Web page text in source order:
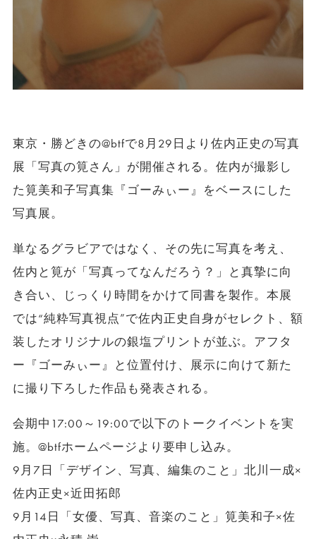
東京・勝どきの@btfで8月29日より佐内正史の写真
展「写真の筧さん」が開催される。佐内が撮影し
た筧美和子写真集『ゴーみぃー』をベースにした
写真展。
単なるグラビアではなく、その先に写真を考え、
佐内と筧が「写真ってなんだろう？」と真摯に向
き合い、じっくり時間をかけて同書を製作。本展
では“純粋写真視点”で佐内正史自身がセレクト、額
装したオリジナルの銀塩プリントが並ぶ。アフタ
ー『ゴーみぃー』と位置付け、展示に向けて新た
に撮り下ろした作品も発表される。
会期中17:00～19:00で以下のトークイベントを実
施。@btfホームページより要申し込み。
9月7日「デザイン、写真、編集のこと」北川一成×
佐内正史×近田拓郎
9月14日「女優、写真、音楽のこと」筧美和子×佐